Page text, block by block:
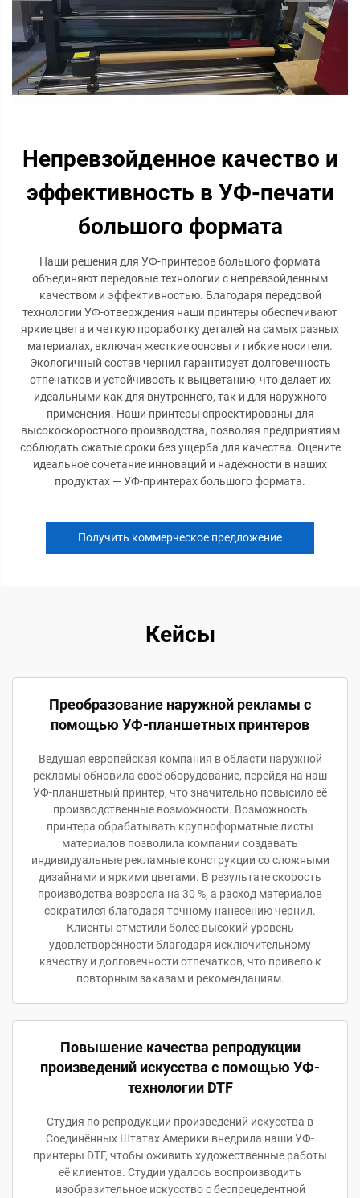
Непревзойденное качество и
эффективность в УФ-печати
большого формата
Наши решения для УФ-принтеров большого формата
объединяют передовые технологии с непревзойденным
качеством и эффективностью. Благодаря передовой
технологии УФ-отверждения наши принтеры обеспечивают
яркие цвета и четкую проработку деталей на самых разных
материалах, включая жесткие основы и гибкие носители.
Экологичный состав чернил гарантирует долговечность
отпечатков и устойчивость к выцветанию, что делает их
идеальными как для внутреннего, так и для наружного
применения. Наши принтеры спроектированы для
высокоскоростного производства, позволяя предприятиям
соблюдать сжатые сроки без ущерба для качества. Оцените
идеальное сочетание инноваций и надежности в наших
продуктах — УФ-принтерах большого формата.
Получить коммерческое предложение
Кейсы
Преобразование наружной рекламы с
помощью УФ-планшетных принтеров
Ведущая европейская компания в области наружной
рекламы обновила своё оборудование, перейдя на наш
УФ-планшетный принтер, что значительно повысило её
производственные возможности. Возможность
принтера обрабатывать крупноформатные листы
материалов позволила компании создавать
индивидуальные рекламные конструкции со сложными
дизайнами и яркими цветами. В результате скорость
производства возросла на 30 %, а расход материалов
сократился благодаря точному нанесению чернил.
Клиенты отметили более высокий уровень
удовлетворённости благодаря исключительному
качеству и долговечности отпечатков, что привело к
повторным заказам и рекомендациям.
Повышение качества репродукции
произведений искусства с помощью УФ-
технологии DTF
Студия по репродукции произведений искусства в
Соединённых Штатах Америки внедрила наши УФ-
принтеры DTF, чтобы оживить художественные работы
её клиентов. Студии удалось воспроизводить
изобразительное искусство с беспрецедентной